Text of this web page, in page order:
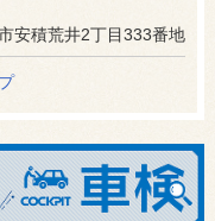
安積荒井2丁目333番地